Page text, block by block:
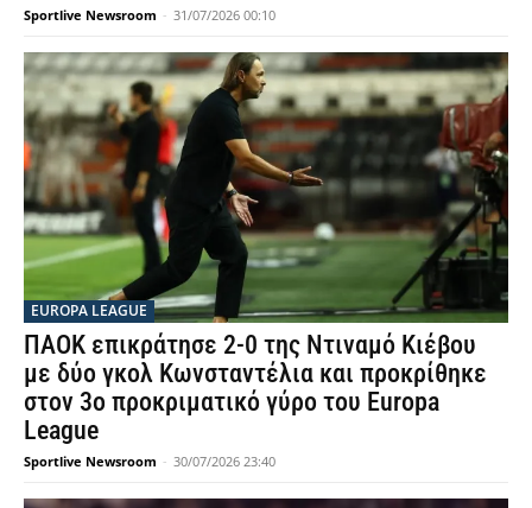
Sportlive Newsroom - 31/07/2026 00:10
EUROPA LEAGUE
ΠΑΟΚ επικράτησε 2-0 της Ντιναμό Κιέβου
με δύο γκολ Κωνσταντέλια και προκρίθηκε
στον 3ο προκριματικό γύρο του Europa
League
Sportlive Newsroom - 30/07/2026 23:40